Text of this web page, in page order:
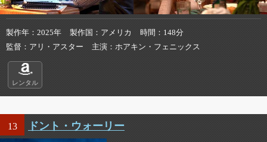
製作年 2025年 製作国 アメリカ 時間
148分
監督
アリ・アスター 主演 ホアキン・フェニックス
レンタル
13 ドント・ウォーリー